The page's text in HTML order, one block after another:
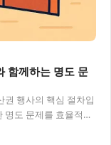
함께하는 명도 문
권 행사의 핵심 절차입
도 문제를 효율적으